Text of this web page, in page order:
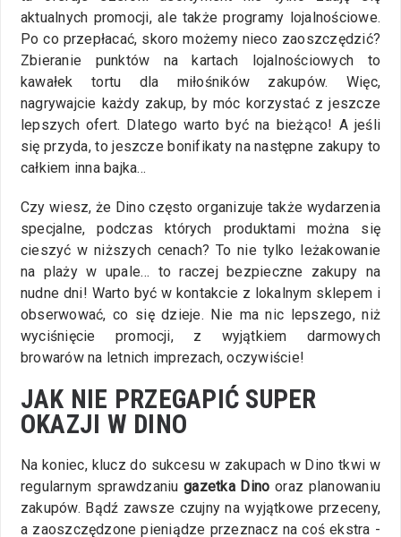
aktualnych promocji, ale także programy lojalnościowe.
Po co przepłacać, skoro możemy nieco zaoszczędzić?
Zbieranie punktów na kartach lojalnościowych to
kawałek tortu dla miłośników zakupów. Więc,
nagrywajcie każdy zakup, by móc korzystać z jeszcze
lepszych ofert. Dlatego warto być na bieżąco! A jeśli
się przyda, to jeszcze bonifikaty na następne zakupy to
całkiem inna bajka…
Czy wiesz, że Dino często organizuje także wydarzenia
specjalne, podczas których produktami można się
cieszyć w niższych cenach? To nie tylko leżakowanie
na plaży w upale… to raczej bezpieczne zakupy na
nudne dni! Warto być w kontakcie z lokalnym sklepem i
obserwować, co się dzieje. Nie ma nic lepszego, niż
wyciśnięcie promocji, z wyjątkiem darmowych
browarów na letnich imprezach, oczywiście!
JAK NIE PRZEGAPIĆ SUPER
OKAZJI W DINO
Na koniec, klucz do sukcesu w zakupach w Dino tkwi w
regularnym sprawdzaniugazetka Dino oraz planowaniu
zakupów. Bądź zawsze czujny na wyjątkowe przeceny,
a zaoszczędzone pieniądze przeznacz na coś ekstra -